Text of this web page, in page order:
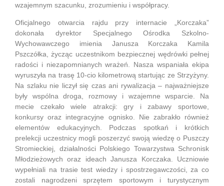
wzajemnym szacunku, zrozumieniu i współpracy.
Oficjalnego otwarcia rajdu przy internacie „Korczaka”
dokonała dyrektor Specjalnego Ośrodka Szkolno-
Wychowawczego imienia Janusza Korczaka Kamila
Pszczółka , życząc uczestnikom bezpiecznej wędrówki pełnej
radości i niezapomnianych wrażeń. Nasza wspaniała ekipa
wyruszyła na trasę 10-cio kilometrową startując ze Strzyżyny.
Na szlaku nie liczył się czas ani rywalizacja – najważniejsze
były wspólna droga, rozmowy i wzajemne wsparcie. Na
mecie czekało wiele atrakcji: gry i zabawy sportowe,
konkursy oraz integracyjne ognisko. Nie zabrakło również
elementów edukacyjnych. Podczas spotkań i krótkich
prelekcji uczestnicy mogli poszerzyć swoją wiedzę o Puszczy
Stromieckiej, działalności Polskiego Towarzystwa Schronisk
Młodzieżowych oraz ideach Janusza Korczaka. Uczniowie
wypełniali na trasie test wiedzy i spostrzegawczości, za co
zostali nagrodzeni sprzętem sportowym i turystycznym